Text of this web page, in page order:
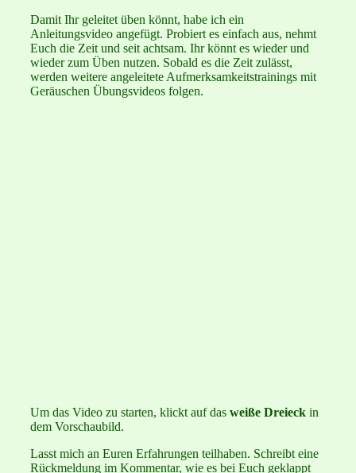
Damit Ihr geleitet üben könnt, habe ich ein
Anleitungsvideo angefügt. Probiert es einfach aus, nehmt
Euch die Zeit und seit achtsam. Ihr könnt es wieder und
wieder zum Üben nutzen. Sobald es die Zeit zulässt,
werden weitere angeleitete Aufmerksamkeitstrainings mit
Geräuschen Übungsvideos folgen.
Um das Video zu starten, klickt auf das weiße Dreieck in
dem Vorschaubild.
Lasst mich an Euren Erfahrungen teilhaben. Schreibt eine
Rückmeldung im Kommentar, wie es bei Euch geklappt